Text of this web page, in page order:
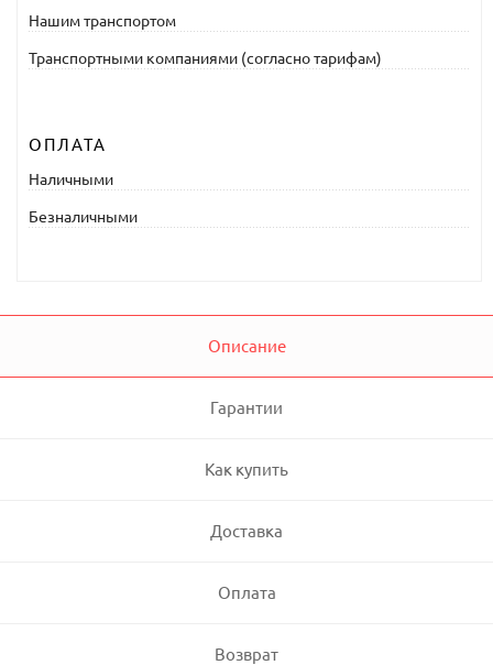
Нашим транспортом
Транспортными компаниями (согласно тарифам)
ОПЛАТА
Наличными
Безналичными
Описание
Гарантии
Как купить
Доставка
Оплата
Возврат